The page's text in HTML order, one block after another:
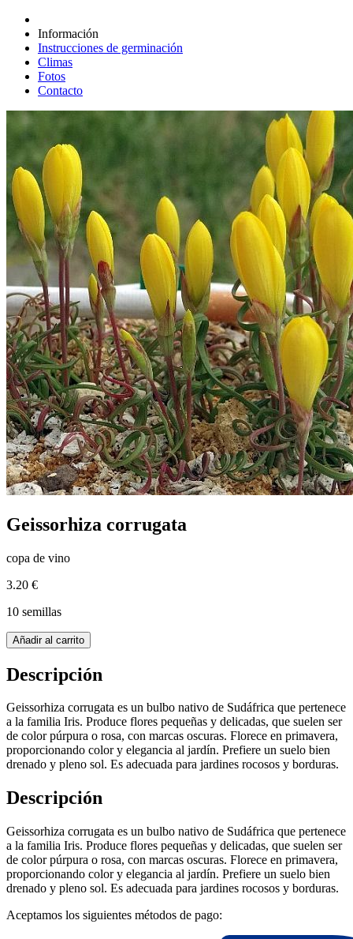
Información
Instrucciones de germinación
Climas
Fotos
Contacto
Geissorhiza corrugata
copa de vino
3.20 €
10 semillas
Añadir al carrito
Descripción
Geissorhiza corrugata es un bulbo nativo de Sudáfrica que pertenece
a la familia Iris. Produce flores pequeñas y delicadas, que suelen ser
de color púrpura o rosa, con marcas oscuras. Florece en primavera,
proporcionando color y elegancia al jardín. Prefiere un suelo bien
drenado y pleno sol. Es adecuada para jardines rocosos y borduras.
Descripción
Geissorhiza corrugata es un bulbo nativo de Sudáfrica que pertenece
a la familia Iris. Produce flores pequeñas y delicadas, que suelen ser
de color púrpura o rosa, con marcas oscuras. Florece en primavera,
proporcionando color y elegancia al jardín. Prefiere un suelo bien
drenado y pleno sol. Es adecuada para jardines rocosos y borduras.
Aceptamos los siguientes métodos de pago: